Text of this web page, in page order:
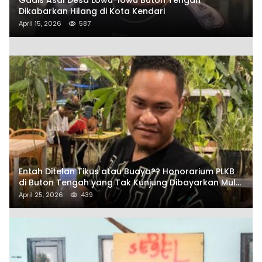
Dikabarkan Hilang di Kota Kendari
April 15, 2026 587
Entah Ditelan Tikus atau Buaya?? Honorarium PLKB
di Buton Tengah yang Tak Kunjung Dibayarkan Mulai
Disorot SAMURAIS
April 25, 2026 439